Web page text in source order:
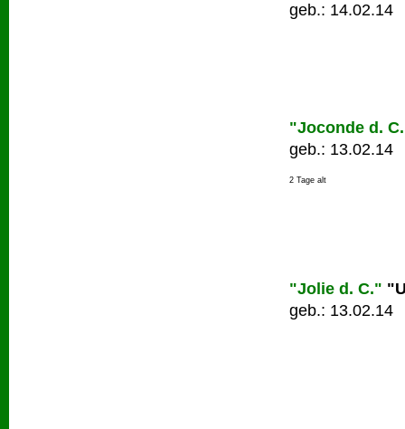
geb.: 14.02.14
"Joconde d.
geb.: 13.02.14
2 Tage alt
"Jolie d. C."
geb.: 13.02.14